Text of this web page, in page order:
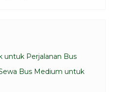
untuk Perjalanan Bus
Bus Medium untuk